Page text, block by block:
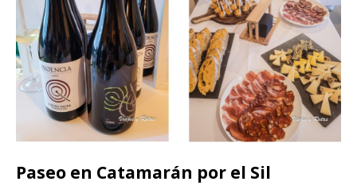
Paseo en Catamarán por el Sil